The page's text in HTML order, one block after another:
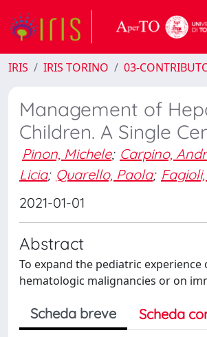
IRIS IRIS TORINO 03-
Management of
Children. A Single
Pinon, Michele; Carpino,
Licia; Quarello, Paola;
2021-01-01
Abstract
To expand the pediatric
hematologic malignancies or on
Scheda breve Scheda